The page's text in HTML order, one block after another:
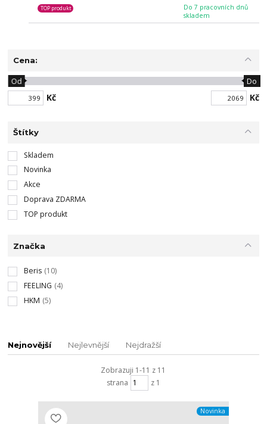
Do 7 pracovních dnů
skladem
TOP produkt
Cena:
Kč
Od Do
Kč
Štítky
Skladem
Novinka
Akce
Doprava ZDARMA
TOP produkt
Značka
Beris (10)
FEELING (4)
HKM (5)
Nejnovější Nejlevnější Nejdražší
Zobrazuji 1-11 z 11
strana
z 1
Novinka